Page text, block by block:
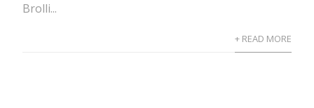
Brolli...
+ READ MORE